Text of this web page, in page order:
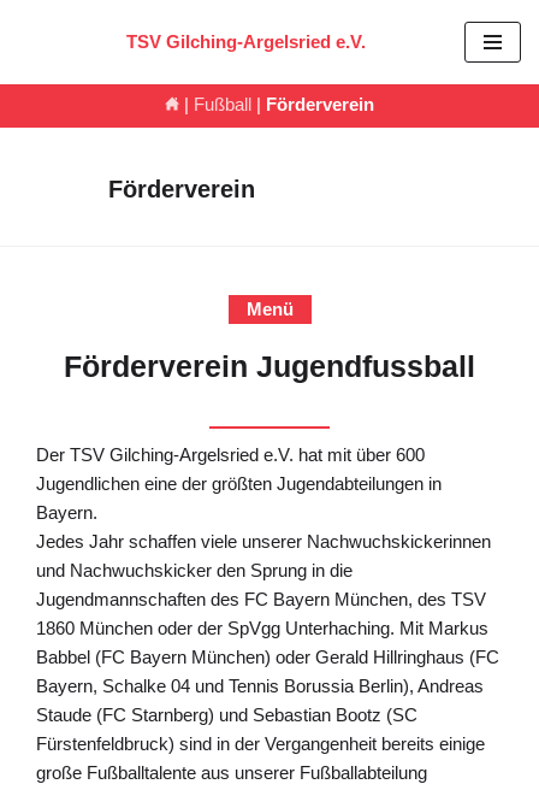
TSV Gilching-Argelsried e.V.
| Fußball | Förderverein
Förderverein
Menü
Förderverein Jugendfussball
Der TSV Gilching-Argelsried e.V. hat mit über 600
Jugendlichen eine der größten Jugendabteilungen in
Bayern.
Jedes Jahr schaffen viele unserer Nachwuchskickerinnen
und Nachwuchskicker den Sprung in die
Jugendmannschaften des FC Bayern München, des TSV
1860 München oder der SpVgg Unterhaching. Mit Markus
Babbel (FC Bayern München) oder Gerald Hillringhaus (FC
Bayern, Schalke 04 und Tennis Borussia Berlin), Andreas
Staude (FC Starnberg) und Sebastian Bootz (SC
Fürstenfeldbruck) sind in der Vergangenheit bereits einige
große Fußballtalente aus unserer Fußballabteilung